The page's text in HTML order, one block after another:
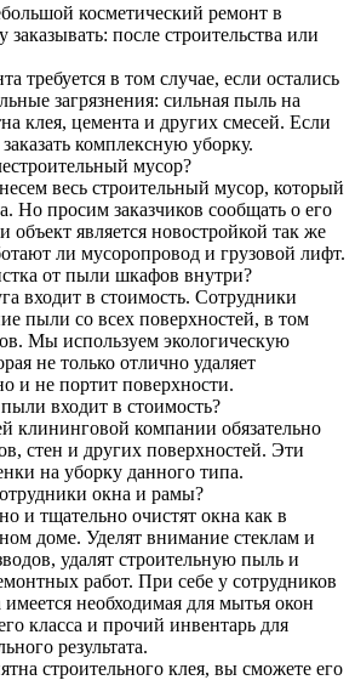
косметический ремонт в
после строительства или
требуется в том случае, если остались
загрязнения: сильная пыль на
клея, цемента и других смесей. Если
комплексную уборку.
мусор?
весь строительный мусор, который
Но просим заказчиков сообщать о его
объект является новостройкой так же
ли мусоропровод и грузовой лифт.
от пыли шкафов внутри?
входит в стоимость. Сотрудники
пыли со всех поверхностей, в том
Мы используем экологическую
не только отлично удаляет
и не портит поверхности.
входит в стоимость?
клининговой компании обязательно
стен и других поверхностей. Эти
на уборку данного типа.
окна и рамы?
и тщательно очистят окна как в
доме. Уделят внимание стеклам и
удалят строительную пыль и
работ. При себе у сотрудников
необходимая для мытья окон
класса и прочий инвентарь для
результата.
строительного клея, вы сможете его